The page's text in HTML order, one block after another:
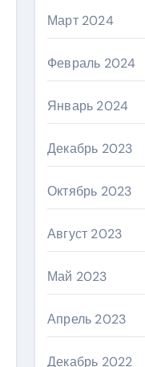
Март 2024
Февраль 2024
Январь 2024
Декабрь 2023
Октябрь 2023
Август 2023
Май 2023
Апрель 2023
Декабрь 2022